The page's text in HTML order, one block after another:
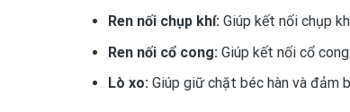
Ren nối chụp khí:Giúp kết nối chụp
Ren nối cổ cong:Giúp kết nối cổ
Lò xo:Giúp giữ chặt béc hàn và đảm